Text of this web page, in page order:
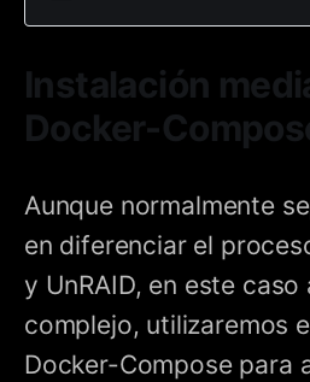
Instalación
Docker-
Aunque normalmente
en diferenciar el
y UnRAID, en este caso
complejo, utilizaremos
Docker-Compose para